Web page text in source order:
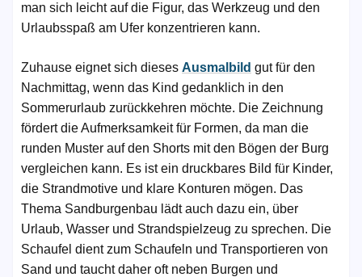
man sich leicht auf die Figur, das Werkzeug und den
Urlaubsspaß am Ufer konzentrieren kann.
Zuhause eignet sich dieses Ausmalbild gut für den
Nachmittag, wenn das Kind gedanklich in den
Sommerurlaub zurückkehren möchte. Die Zeichnung
fördert die Aufmerksamkeit für Formen, da man die
runden Muster auf den Shorts mit den Bögen der Burg
vergleichen kann. Es ist ein druckbares Bild für Kinder,
die Strandmotive und klare Konturen mögen. Das
Thema Sandburgenbau lädt auch dazu ein, über
Urlaub, Wasser und Strandspielzeug zu sprechen. Die
Schaufel dient zum Schaufeln und Transportieren von
Sand und taucht daher oft neben Burgen und